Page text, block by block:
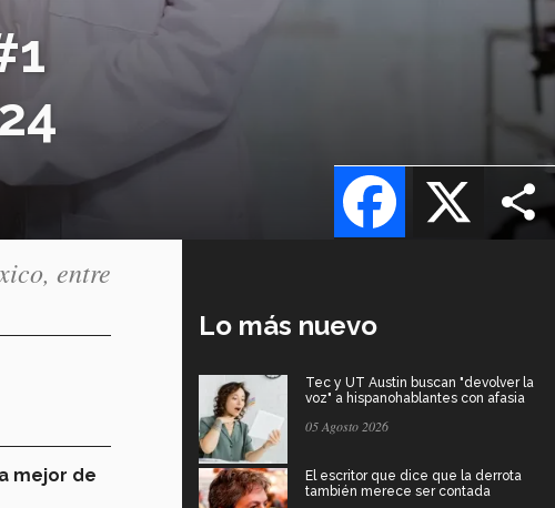
X
Facebook
entre
mejor de
Lo más nuevo
Tec y UT Austin buscan "devolver la
voz" a hispanohablantes con afasia
05 Agosto 2026
El escritor que dice que la derrota
también merece ser contada